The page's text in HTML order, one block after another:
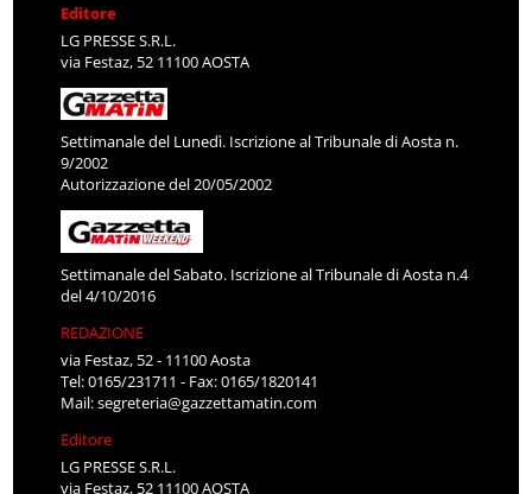
Editore
LG PRESSE S.R.L.
via Festaz, 52 11100 AOSTA
Settimanale del Lunedì. Iscrizione al Tribunale di Aosta n.
9/2002
Autorizzazione del 20/05/2002
Settimanale del Sabato. Iscrizione al Tribunale di Aosta n.4
del 4/10/2016
REDAZIONE
via Festaz, 52 - 11100 Aosta
Tel: 0165/231711 - Fax: 0165/1820141
Mail:segreteria@gazzettamatin.com
Editore
LG PRESSE S.R.L.
via Festaz, 52 11100 AOSTA